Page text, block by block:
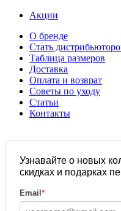
Акции
О бренде
Стать
Таблица размеров
Доставка
Оплата и возврат
Советы по уходу
Статьи
Контакты
Узнавайте о новых
скидках и подарках
Email *